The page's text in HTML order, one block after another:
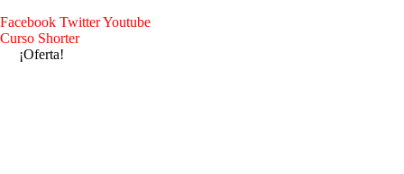
Facebook TwitterYoutube
Curso Shorter
¡Oferta!